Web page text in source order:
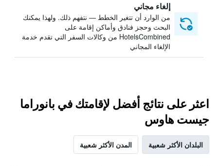
إلغاء مجاني
من الوارد أن تتغير الخطط — نتفهم ذلك. ولهذا يمكنك
البحث وحجز فنادق وأماكن إقامة على
HotelsCombined من وكالات السفر التي تقدم خدمة
الإلغاء المجاني
اعثر على نتائج أفضل لإقامتك في بانوراما
جيست هاوس
البلدان الأكثر شعبية المدن الأكثر شعبية